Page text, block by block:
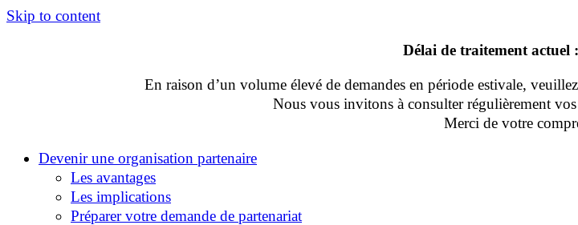
Skip to content
Délai de traitement actuel
En raison d’un volume élevé de demandes en période estivale,
Nous vous invitons à consulter régulièrement
Merci de votre
Devenir une organisation partenaire
Les avantages
Les implications
Préparer votre demande de partenariat